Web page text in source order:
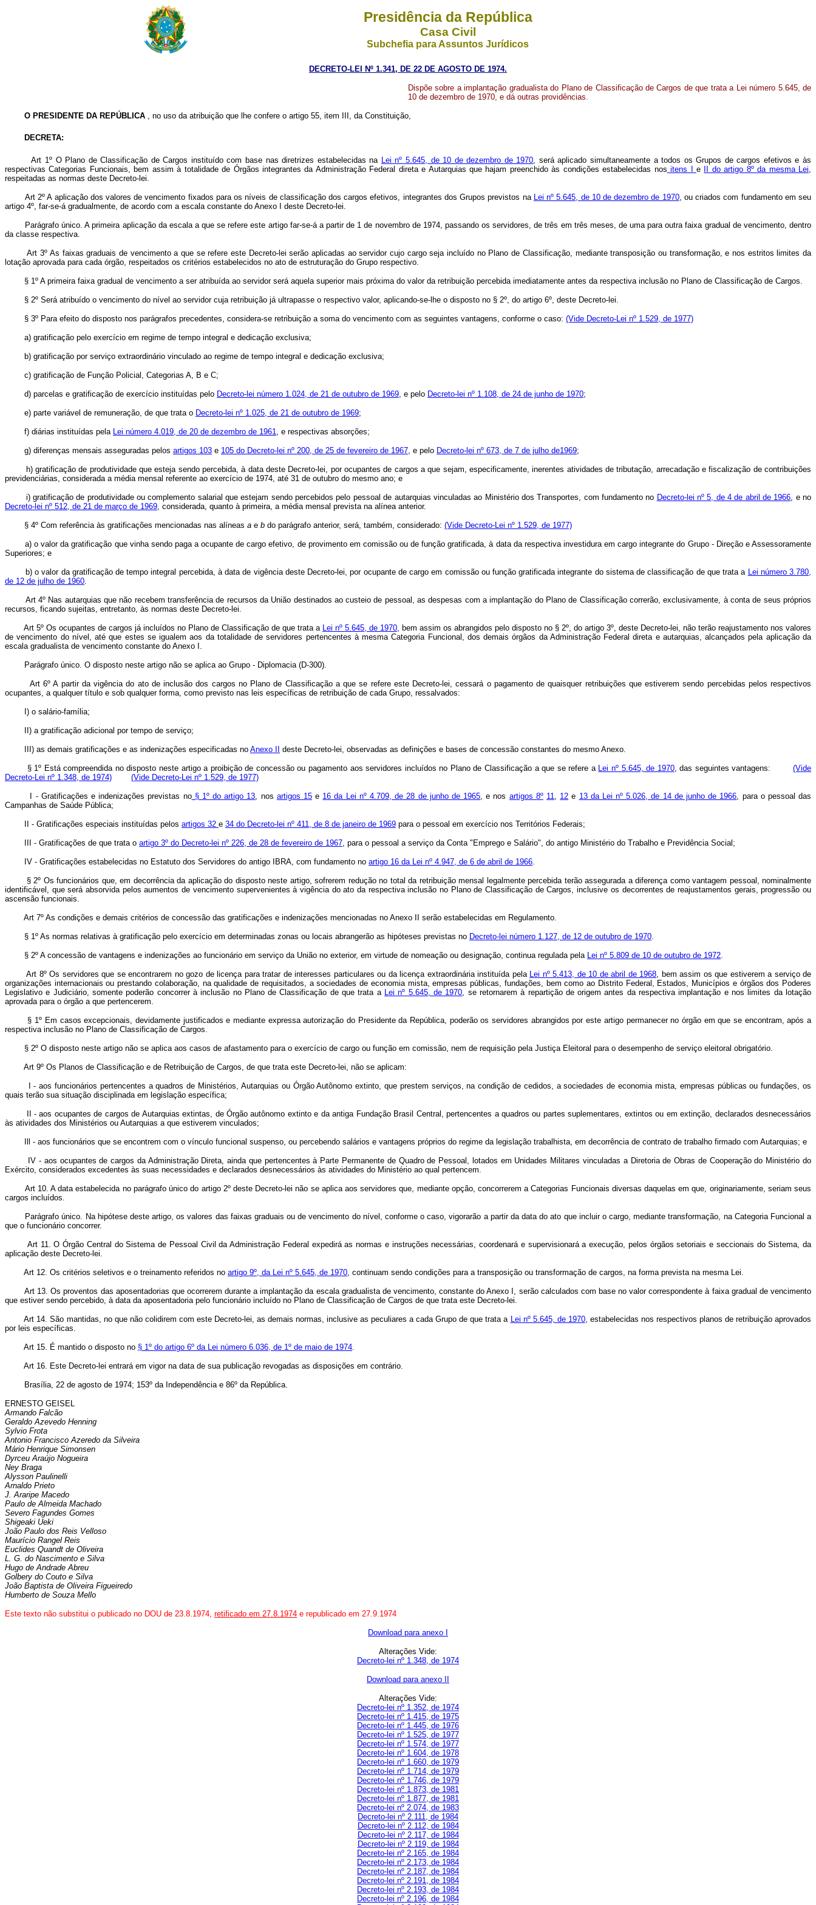
Presidência da República
Casa Civil
Subchefia para Assuntos Jurídicos
DECRETO-LEI Nº 1.341, DE 22 DE AGOSTO DE 1974.
Dispõe sobre a implantação gradualista do Plano de Classificação de Cargos de que trata a Lei número 5.645, de
10 de dezembro de 1970, e dá outras providências.
O PRESIDENTE DA REPÚBLICA , no uso da atribuição que lhe confere o artigo 55, item III, da Constituição,
DECRETA:
Art 1º O Plano de Classificação de Cargos instituído com base nas diretrizes estabelecidas na Lei nº 5.645, de 10 de dezembro de 1970 , será aplicado simultaneamente a todos os Grupos de cargos efetivos e às
respectivas Categorias Funcionais, bem assim à totalidade de Órgãos integrantes da Administração Federal direta e Autarquias que hajam preenchido às condições estabelecidas nos itens I e II do artigo 8º da mesma Lei
respeitadas as normas deste Decreto-lei.
Art 2º A aplicação dos valores de vencimento fixados para os níveis de classificação dos cargos efetivos, integrantes dos Grupos previstos na Lei nº 5.645, de 10 de dezembro de 1970, ou criados com fundamento em seu
artigo 4º, far-se-á gradualmente, de acordo com a escala constante do Anexo I deste Decreto-lei.
Parágrafo único. A primeira aplicação da escala a que se refere este artigo far-se-á a partir de 1 de novembro de 1974, passando os servidores, de três em três meses, de uma para outra faixa gradual de vencimento, dentro
da classe respectiva.
Art 3º As faixas graduais de vencimento a que se refere este Decreto-lei serão aplicadas ao servidor cujo cargo seja incluído no Plano de Classificação, mediante transposição ou transformação, e nos estritos limites da
lotação aprovada para cada órgão, respeitados os critérios estabelecidos no ato de estruturação do Grupo respectivo.
§ 1º A primeira faixa gradual de vencimento a ser atribuída ao servidor será aquela superior mais próxima do valor da retribuição percebida imediatamente antes da respectiva inclusão no Plano de Classificação de Cargos.
§ 2º Será atribuído o vencimento do nível ao servidor cuja retribuição já ultrapasse o respectivo valor, aplicando-se-lhe o disposto no § 2º, do artigo 6º, deste Decreto-lei.
§ 3º Para efeito do disposto nos parágrafos precedentes, considera-se retribuição a soma do vencimento com as seguintes vantagens, conforme o caso: (Vide Decreto-Lei nº 1.529, de 1977)
a) gratificação pelo exercício em regime de tempo integral e dedicação exclusiva;
b) gratificação por serviço extraordinário vinculado ao regime de tempo integral e dedicação exclusiva;
c) gratificação de Função Policial, Categorias A, B e C;
d) parcelas e gratificação de exercício instituídas pelo Decreto-lei número 1.024, de 21 de outubro de 1969 , e pelo Decreto-lei nº 1.108, de 24 de junho de 1970;
e) parte variável de remuneração, de que trata o Decreto-lei nº 1.025, de 21 de outubro de 1969;
f) diárias instituídas pela Lei número 4.019, de 20 de dezembro de 1961 , e respectivas absorções;
g) diferenças mensais asseguradas pelos artigos 103 e 105 do Decreto-lei nº 200, de 25 de fevereiro de 1967 , e pelo Decreto-lei nº 673, de 7 de julho de1969;
h) gratificação de produtividade que esteja sendo percebida, à data deste Decreto-lei, por ocupantes de cargos a que sejam, especificamente, inerentes atividades de tributação, arrecadação e fiscalização de contribuições
previdenciárias, considerada a média mensal referente ao exercício de 1974, até 31 de outubro do mesmo ano; e
i) gratificação de produtividade ou complemento salarial que estejam sendo percebidos pelo pessoal de autarquias vinculadas ao Ministério dos Transportes, com fundamento no Decreto-lei nº 5, de 4 de abril de 1966 , e no
Decreto-lei nº 512, de 21 de março de 1969 , considerada, quanto à primeira, a média mensal prevista na alínea anterior.
§ 4º Com referência às gratificações mencionadas nas alíneas a e b do parágrafo anterior, será, também, considerado: (Vide Decreto-Lei nº 1.529, de 1977)
a) o valor da gratificação que vinha sendo paga a ocupante de cargo efetivo, de provimento em comissão ou de função gratificada, à data da respectiva investidura em cargo integrante do Grupo - Direção e Assessoramente
Superiores; e
b) o valor da gratificação de tempo integral percebida, à data de vigência deste Decreto-lei, por ocupante de cargo em comissão ou função gratificada integrante do sistema de classificação de que trata a
Lei número 3.780,
de 12 de julho de 1960
Art 4º Nas autarquias que não recebem transferência de recursos da União destinados ao custeio de pessoal, as despesas com a implantação do Plano de Classificação correrão, exclusivamente, à conta de seus próprios
recursos, ficando sujeitas, entretanto, às normas deste Decreto-lei.
Art 5º Os ocupantes de cargos já incluídos no Plano de Classificação de que trata a Lei nº 5.645, de 1970 , bem assim os abrangidos pelo disposto no § 2º, do artigo 3º, deste Decreto-lei, não terão reajustamento nos valores
de vencimento do nível, até que estes se igualem aos da totalidade de servidores pertencentes à mesma Categoria Funcional, dos demais órgãos da Administração Federal direta e autarquias, alcançados pela aplicação da
escala gradualista de vencimento constante do Anexo I.
Parágrafo único. O disposto neste artigo não se aplica ao Grupo - Diplomacia (D-300).
Art 6º A partir da vigência do ato de inclusão dos cargos no Plano de Classificação a que se refere este Decreto-lei, cessará o pagamento de quaisquer retribuições que estiverem sendo percebidas pelos respectivos
ocupantes, a qualquer título e sob qualquer forma, como previsto nas leis específicas de retribuição de cada Grupo, ressalvados:
I) o salário-família;
II) a gratificação adicional por tempo de serviço;
III) as demais gratificações e as indenizações especificadas no Anexo II deste Decreto-lei, observadas as definições e bases de concessão constantes do mesmo Anexo.
§ 1º Está compreendida no disposto neste artigo a proibição de concessão ou pagamento aos servidores incluídos no Plano de Classificação a que se refere a Lei nº 5.645, de 1970, das seguintes vantagens:(Vide
Decreto-Lei nº 1.348, de 1974)
(Vide Decreto-Lei nº 1.529, de 1977)
I - Gratificações e indenizações previstas no§ 1º do artigo 13 , nos artigos 15e 16 da Lei nº 4.709, de 28 de junho de 1965 , e nos artigos 8º 11 12 e 13 da Lei nº 5.026, de 14 de junho de 1966 , para o pessoal das
Campanhas de Saúde Pública;
II - Gratificações especiais instituídas pelos artigos 32 e 34 do Decreto-lei nº 411, de 8 de janeiro de 1969 para o pessoal em exercício nos Territórios Federais;
III - Gratificações de que trata o artigo 3º do Decreto-lei nº 226, de 28 de fevereiro de 1967 , para o pessoal a serviço da Conta "Emprego e Salário", do antigo Ministério do Trabalho e Previdência Social;
IV - Gratificações estabelecidas no Estatuto dos Servidores do antigo IBRA, com fundamento no artigo 16 da Lei nº 4.947, de 6 de abril de 1966
§ 2º Os funcionários que, em decorrência da aplicação do disposto neste artigo, sofrerem redução no total da retribuição mensal legalmente percebida terão assegurada a diferença como vantagem pessoal, nominalmente
identificável, que será absorvida pelos aumentos de vencimento supervenientes à vigência do ato da respectiva inclusão no Plano de Classificação de Cargos, inclusive os decorrentes de reajustamentos gerais, progressão ou
ascensão funcionais.
Art 7º As condições e demais critérios de concessão das gratificações e indenizações mencionadas no Anexo II serão estabelecidas em Regulamento.
§ 1º As normas relativas à gratificação pelo exercício em determinadas zonas ou locais abrangerão as hipóteses previstas no Decreto-lei número 1.127, de 12 de outubro de 1970
§ 2º A concessão de vantagens e indenizações ao funcionário em serviço da União no exterior, em virtude de nomeação ou designação, continua regulada pela Lei nº 5.809 de 10 de outubro de 1972
Art 8º Os servidores que se encontrarem no gozo de licença para tratar de interesses particulares ou da licença extraordinária instituída pela Lei nº 5.413, de 10 de abril de 1968 , bem assim os que estiverem a serviço de
organizações internacionais ou prestando colaboração, na qualidade de requisitados, a sociedades de economia mista, empresas públicas, fundações, bem como ao Distrito Federal, Estados, Municípios e órgãos dos Poderes
Legislativo e Judiciário, somente poderão concorrer à inclusão no Plano de Classificação de que trata a
Lei nº 5.645, de 1970 , se retornarem à repartição de origem antes da respectiva implantação e nos limites da lotação
aprovada para o órgão a que pertencerem.
§ 1º Em casos excepcionais, devidamente justificados e mediante expressa autorização do Presidente da República, poderão os servidores abrangidos por este artigo permanecer no órgão em que se encontram, após a
respectiva inclusão no Plano de Classificação de Cargos.
§ 2º O disposto neste artigo não se aplica aos casos de afastamento para o exercício de cargo ou função em comissão, nem de requisição pela Justiça Eleitoral para o desempenho de serviço eleitoral obrigatório.
Art 9º Os Planos de Classificação e de Retribuição de Cargos, de que trata este Decreto-lei, não se aplicam:
I - aos funcionários pertencentes a quadros de Ministérios, Autarquias ou Órgão Autônomo extinto, que prestem serviços, na condição de cedidos, a sociedades de economia mista, empresas públicas ou fundações, os
quais terão sua situação disciplinada em legislação específica;
II - aos ocupantes de cargos de Autarquias extintas, de Órgão autônomo extinto e da antiga Fundação Brasil Central, pertencentes a quadros ou partes suplementares, extintos ou em extinção, declarados desnecessários
às atividades dos Ministérios ou Autarquias a que estiverem vinculados;
Ill - aos funcionários que se encontrem com o vínculo funcional suspenso, ou percebendo salários e vantagens próprios do regime da legislação trabalhista, em decorrência de contrato de trabalho firmado com Autarquias; e
IV - aos ocupantes de cargos da Administração Direta, ainda que pertencentes à Parte Permanente de Quadro de Pessoal, lotados em Unidades Militares vinculadas a Diretoria de Obras de Cooperação do Ministério do
Exército, considerados excedentes às suas necessidades e declarados desnecessários às atividades do Ministério ao qual pertencem.
Art 10. A data estabelecida no parágrafo único do artigo 2º deste Decreto-lei não se aplica aos servidores que, mediante opção, concorrerem a Categorias Funcionais diversas daquelas em que, originariamente, seriam seus
cargos incluídos.
Parágrafo único. Na hipótese deste artigo, os valores das faixas graduais ou de vencimento do nível, conforme o caso, vigorarão a partir da data do ato que incluir o cargo, mediante transformação, na Categoria Funcional a
que o funcionário concorrer.
Art 11. O Órgão Central do Sistema de Pessoal Civil da Administração Federal expedirá as normas e instruções necessárias, coordenará e supervisionará a execução, pelos órgãos setoriais e seccionais do Sistema, da
aplicação deste Decreto-lei.
Art 12. Os critérios seletivos e o treinamento referidos no artigo 9º, da Lei nº 5.645, de 1970 , continuam sendo condições para a transposição ou transformação de cargos, na forma prevista na mesma Lei.
Art 13. Os proventos das aposentadorias que ocorrerem durante a implantação da escala gradualista de vencimento, constante do Anexo I, serão calculados com base no valor correspondente à faixa gradual de vencimento
que estiver sendo percebido, à data da aposentadoria pelo funcionário incluído no Plano de Classificação de Cargos de que trata este Decreto-lei.
Art 14. São mantidas, no que não colidirem com este Decreto-lei, as demais normas, inclusive as peculiares a cada Grupo de que trata a Lei nº 5.645, de 1970, estabelecidas nos respectivos planos de retribuição aprovados
por leis específicas.
Art 15. É mantido o disposto no § 1º do artigo 6º da Lei número 6.036, de 1º de maio de 1974
Art 16. Este Decreto-lei entrará em vigor na data de sua publicação revogadas as disposições em contrário.
Brasília, 22 de agosto de 1974; 153º da Independência e 86º da República.
ERNESTO GEISEL
Armando Falcão
Geraldo Azevedo Henning
Sylvio Frota
Antonio Francisco Azeredo da Silveira
Mário Henrique Simonsen
Dyrceu Araújo Nogueira
Ney Braga
Alysson Paulinelli
Arnaldo Prieto
J. Araripe Macedo
Paulo de Almeida Machado
Severo Fagundes Gomes
Shigeaki Ueki
João Paulo dos Reis Velloso
Maurício Rangel Reis
Euclides Quandt de Oliveira
L. G. do Nascimento e Silva
Hugo de Andrade Abreu
Golbery do Couto e Silva
João Baptista de Oliveira Figueiredo
Humberto de Souza Mello
Este texto não substitui o publicado no DOU de 23.8.1974, retificado em 27.8.1974 e republicado em 27.9.1974
Download para anexo I
Alterações Vide:
Decreto-lei nº 1.348, de 1974
Download para anexo II
Alterações Vide:
Decreto-lei nº 1.352, de 1974
Decreto-lei nº 1.415, de 1975
Decreto-lei nº 1.445, de 1976
Decreto-lei nº 1.525, de 1977
Decreto-lei nº 1.574, de 1977
Decreto-lei nº 1.604, de 1978
Decreto-lei nº 1.660, de 1979
Decreto-lei nº 1.714, de 1979
Decreto-lei nº 1.746, de 1979
Decreto-lei nº 1.873, de 1981
Decreto-lei nº 1.877, de 1981
Decreto-lei nº 2.074, de 1983
Decreto-lei nº 2.111, de 1984
Decreto-lei nº 2.112, de 1984
Decreto-lei nº 2.117, de 1984
Decreto-lei nº 2.119, de 1984
Decreto-lei nº 2.165, de 1984
Decreto-lei nº 2.173, de 1984
Decreto-lei nº 2.187, de 1984
Decreto-lei nº 2.191, de 1984
Decreto-lei nº 2.193, de 1984
Decreto-lei nº 2.196, de 1984